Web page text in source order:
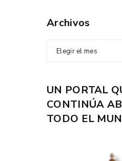
Archivos
Elegir el mes
UN PORTAL
CONTINÚA
TODO EL